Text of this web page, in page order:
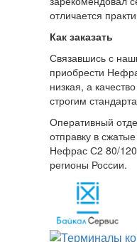
отличается
Как заказать
Связавшись с
приобрести
низкая, а
строгим
Оперативный
отправку в
Нефрас С2 80/120
регионы России.